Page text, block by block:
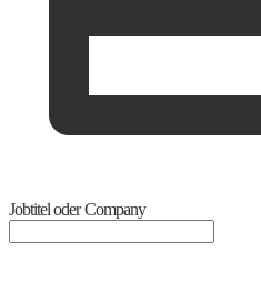
Jobtitel oder Company